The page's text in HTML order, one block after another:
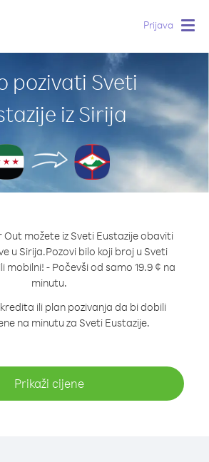
Prijava
pozivati Sveti
iz Sirija
Out možete iz Sveti Eustazije obaviti
u Sirija.Pozovi bilo koji broj u Sveti
mobilni! - Počevši od samo 19.9 ¢ na
minutu.
ili plan pozivanja da bi dobili
na minutu za Sveti Eustazije.
Prikaži cijene